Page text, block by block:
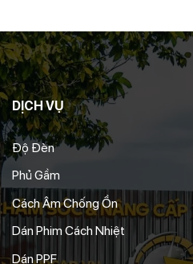
DỊCH VỤ
Độ Đèn
Phủ Gầm
Cách Âm Chống Ồn
Dán Phim Cách Nhiệt
Dán PPF